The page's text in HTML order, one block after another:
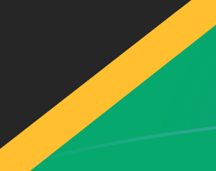
MUR ZAR 今日汇率
將 毛里求斯卢比 转换为 南非兰特
Rate information of MUR/ZAR
currency pair
毛里求斯卢比MUR 南非兰特ZAR